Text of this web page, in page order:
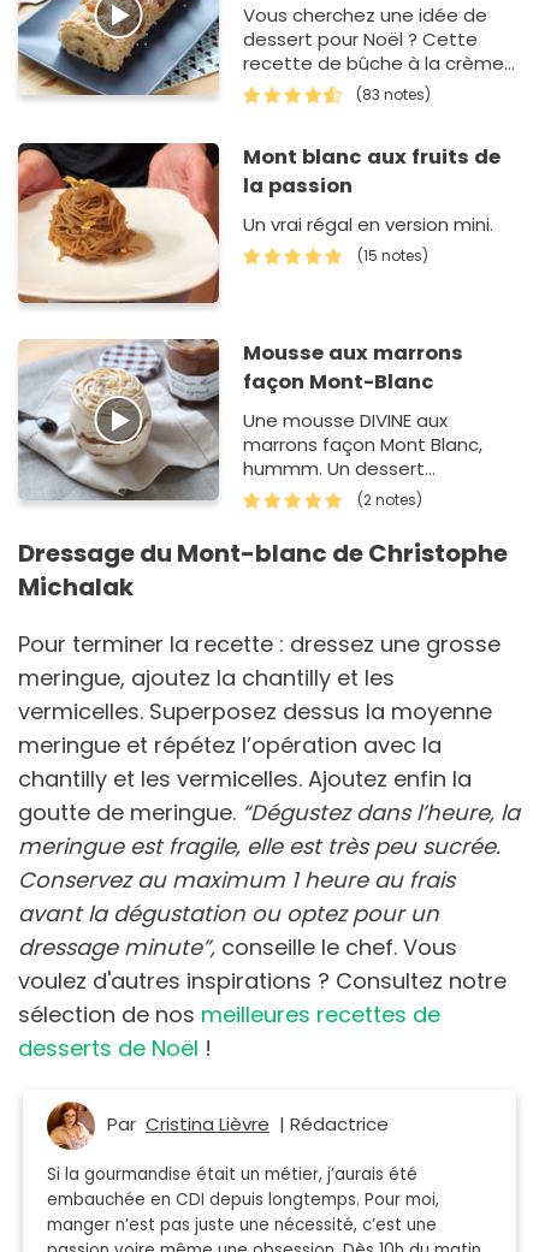
Vous cherchez une idée de
dessert pour Noël ? Cette
recette de bûche à la crème
de marrons est un grand
classique inratable. En guis…
(83 notes)
Mont blanc aux fruits de
la passion
Un vrai régal en version mini.
(15 notes)
Mousse aux marrons
façon Mont-Blanc
Une mousse DIVINE aux
marrons façon Mont Blanc,
hummm. Un dessert
savoureux à la Confiture de
Châtaignes Bonne Maman.
(2 notes)
Dressage du Mont-blanc de Christophe
Michalak
Pour terminer la recette : dressez une grosse
meringue, ajoutez la chantilly et les
vermicelles. Superposez dessus la moyenne
meringue et répétez l’opération avec la
chantilly et les vermicelles. Ajoutez enfin la
goutte de meringue. “Dégustez dans l’heure, la
meringue est fragile, elle est très peu sucrée.
Conservez au maximum 1 heure au frais
avant la dégustation ou optez pour un
dressage minute”, conseille le chef. Vous
voulez d'autres inspirations ? Consultez notre
sélection de nos meilleures recettes de
desserts de Noël !
Par Cristina Lièvre | Rédactrice
Si la gourmandise était un métier, j’aurais été
embauchée en CDI depuis longtemps. Pour moi,
manger n’est pas juste une nécessité, c’est une